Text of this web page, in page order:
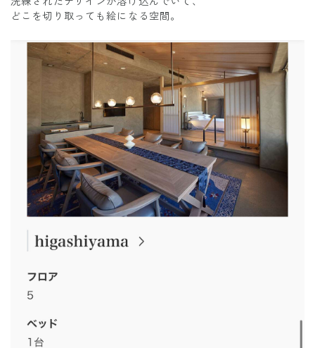
どこを切り取っても絵になる空間。